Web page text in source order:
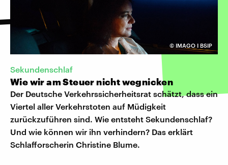
© IMAGO I BSIP
Sekundenschlaf
Wie wir am Steuer nicht wegnicken
Der Deutsche Verkehrssicherheitsrat schätzt, dass ein
Viertel aller Verkehrstoten auf Müdigkeit
zurückzuführen sind. Wie entsteht Sekundenschlaf?
Und wie können wir ihn verhindern? Das erklärt
Schlafforscherin Christine Blume.